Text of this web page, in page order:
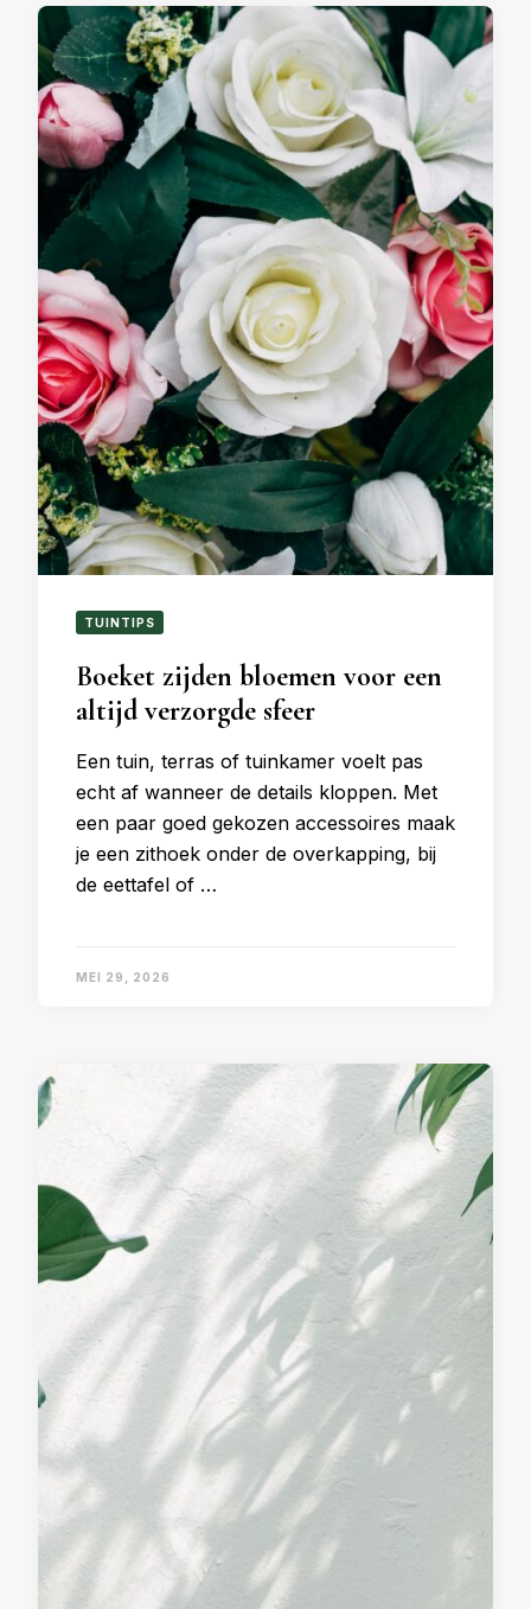
TUINTIPS
Boeket zijden bloemen voor een
altijd verzorgde sfeer
Een tuin, terras of tuinkamer voelt pas
echt af wanneer de details kloppen. Met
een paar goed gekozen accessoires maak
je een zithoek onder de overkapping, bij
de eettafel of …
MEI 29, 2026